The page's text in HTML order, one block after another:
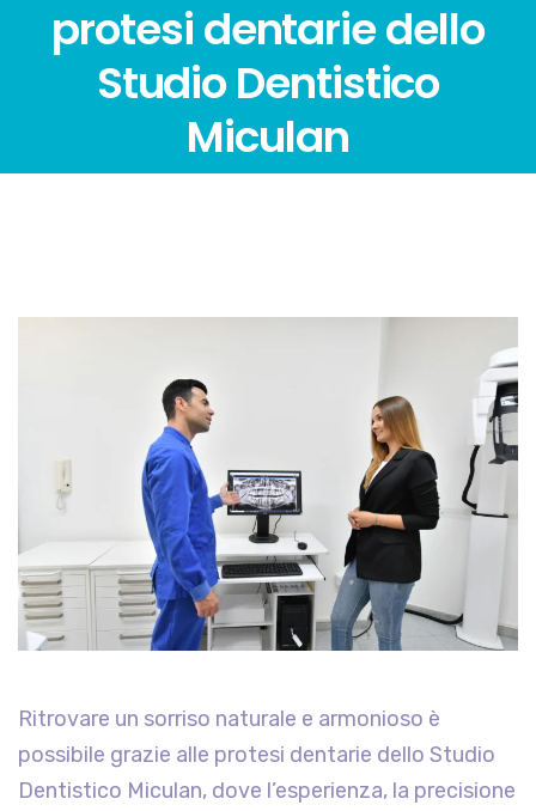
protesi dentarie dello
Studio Dentistico
Miculan
Ritrovare un sorriso naturale e armonioso è
possibile grazie alle protesi dentarie dello Studio
Dentistico Miculan, dove l’esperienza, la precisione